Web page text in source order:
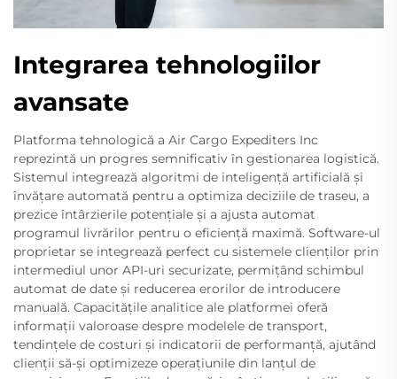
Integrarea tehnologiilor
avansate
Platforma tehnologică a Air Cargo Expediters Inc
reprezintă un progres semnificativ în gestionarea logistică.
Sistemul integrează algoritmi de inteligență artificială și
învățare automată pentru a optimiza deciziile de traseu, a
prezice întârzierile potențiale și a ajusta automat
programul livrărilor pentru o eficiență maximă. Software-ul
proprietar se integrează perfect cu sistemele clienților prin
intermediul unor API-uri securizate, permițând schimbul
automat de date și reducerea erorilor de introducere
manuală. Capacitățile analitice ale platformei oferă
informații valoroase despre modelele de transport,
tendințele de costuri și indicatorii de performanță, ajutând
clienții să-și optimizeze operațiunile din lanțul de